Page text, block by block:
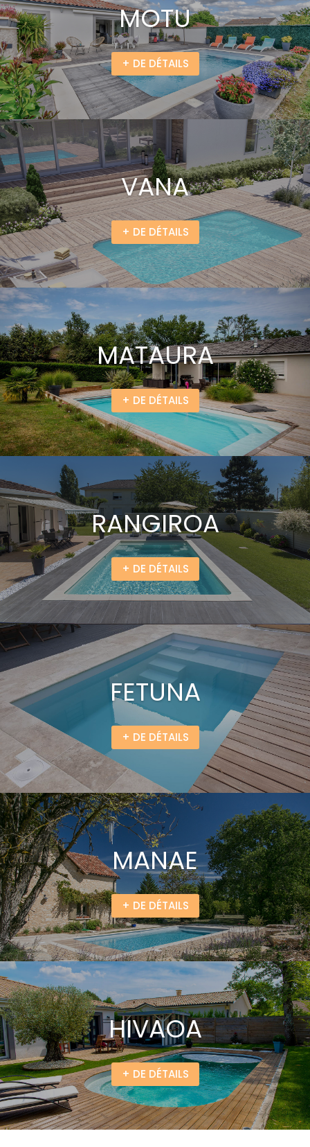
MOTU
+ DE DÉTAILS
VANA
+ DE DÉTAILS
MATAURA
+ DE DÉTAILS
RANGIROA
+ DE DÉTAILS
FETUNA
+ DE DÉTAILS
MANAE
+ DE DÉTAILS
HIVAOA
+ DE DÉTAILS